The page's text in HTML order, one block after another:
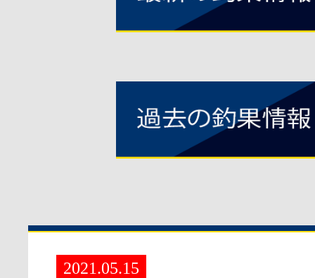
2021.05.15